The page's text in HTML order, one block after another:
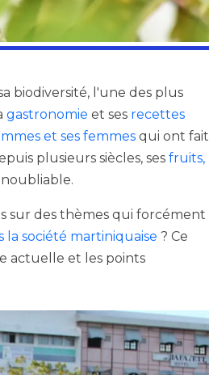
biodiversité, l'une des plus
gastronomie et ses recettes
et ses femmes qui ont fait
plusieurs siècles, ses fruits,
sur des thèmes qui forcément
la société martiniquaise ? Ce
actuelle et les points